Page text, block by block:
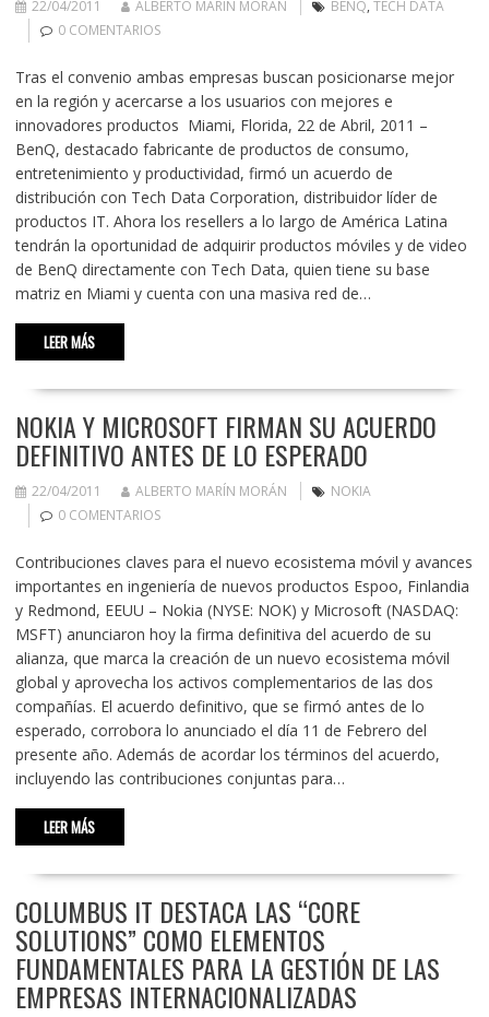
22/04/2011 ALBERTO MARÍN MORÁN BENQ, TECH DATA
0 COMENTARIOS
Tras el convenio ambas empresas buscan posicionarse mejor
en la región y acercarse a los usuarios con mejores e
innovadores productos Miami, Florida, 22 de Abril, 2011 –
BenQ, destacado fabricante de productos de consumo,
entretenimiento y productividad, firmó un acuerdo de
distribución con Tech Data Corporation, distribuidor líder de
productos IT. Ahora los resellers a lo largo de América Latina
tendrán la oportunidad de adquirir productos móviles y de video
de BenQ directamente con Tech Data, quien tiene su base
matriz en Miami y cuenta con una masiva red de…
LEER MÁS
NOKIA Y MICROSOFT FIRMAN SU ACUERDO
DEFINITIVO ANTES DE LO ESPERADO
22/04/2011 ALBERTO MARÍN MORÁN
NOKIA
0 COMENTARIOS
Contribuciones claves para el nuevo ecosistema móvil y avances
importantes en ingeniería de nuevos productos Espoo, Finlandia
y Redmond, EEUU – Nokia (NYSE: NOK) y Microsoft (NASDAQ:
MSFT) anunciaron hoy la firma definitiva del acuerdo de su
alianza, que marca la creación de un nuevo ecosistema móvil
global y aprovecha los activos complementarios de las dos
compañías. El acuerdo definitivo, que se firmó antes de lo
esperado, corrobora lo anunciado el día 11 de Febrero del
presente año. Además de acordar los términos del acuerdo,
incluyendo las contribuciones conjuntas para…
LEER MÁS
COLUMBUS IT DESTACA LAS “CORE
SOLUTIONS” COMO ELEMENTOS
FUNDAMENTALES PARA LA GESTIÓN DE LAS
EMPRESAS INTERNACIONALIZADAS